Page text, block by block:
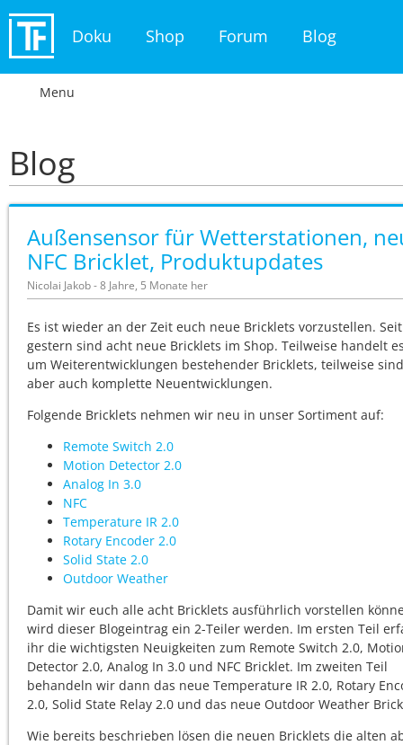
Doku Shop Forum Blog
Menu
Blog
Außensensor für Wetterstationen,
NFC Bricklet, Produktupdates
Nicolai Jakob - 8 Jahre, 5 Monate her
Es ist wieder an der Zeit euch neue Bricklets vorzustellen. Seit
gestern sind acht neue Bricklets im Shop. Teilweise handelt
um Weiterentwicklungen bestehender Bricklets, teilweise
aber auch komplette Neuentwicklungen.
Folgende Bricklets nehmen wir neu in unser Sortiment auf:
Remote Switch 2.0
Motion Detector 2.0
Analog In 3.0
NFC
Temperature IR 2.0
Rotary Encoder 2.0
Solid State 2.0
Outdoor Weather
Damit wir euch alle acht Bricklets ausführlich vorstellen
wird dieser Blogeintrag ein 2-Teiler werden. Im ersten Teil
ihr die wichtigsten Neuigkeiten zum Remote Switch 2.0,
Detector 2.0, Analog In 3.0 und NFC Bricklet. Im zweiten Teil
behandeln wir dann das neue Temperature IR 2.0, Rotary
2.0, Solid State Relay 2.0 und das neue Outdoor Weather
Wie bereits beschrieben lösen die neuen Bricklets die alten